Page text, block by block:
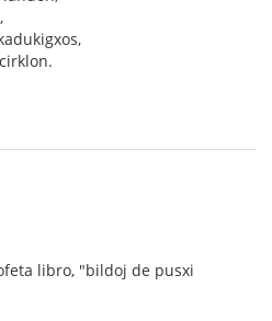
libro, "bildoj de pusxi